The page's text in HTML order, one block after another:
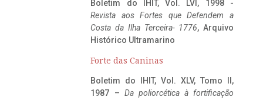
Boletim do IHIT, Vol. LVI, 1998 -
Revista aos Fortes que Defendem a
Costa da Ilha Terceira- 1776, Arquivo
Histórico Ultramarino
Forte das Caninas
Boletim do IHIT, Vol. XLV, Tomo II,
1987 – Da poliorcética à fortificação